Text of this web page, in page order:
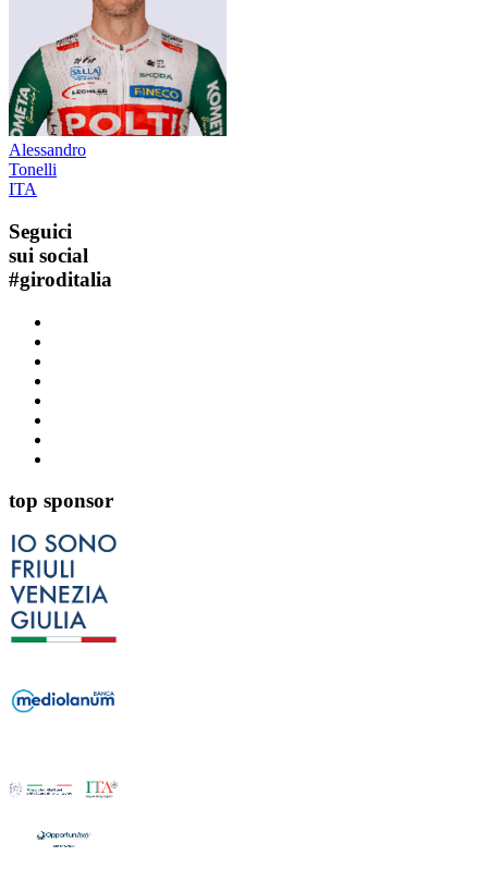
Alessandro
Tonelli
ITA
Seguici
sui social
#giroditalia
top sponsor